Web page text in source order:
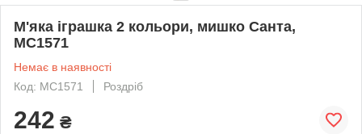
М'яка іграшка 2 кольори, мишко Санта,
MC1571
Немає в наявності
Код: MC1571
Роздріб
242 ₴